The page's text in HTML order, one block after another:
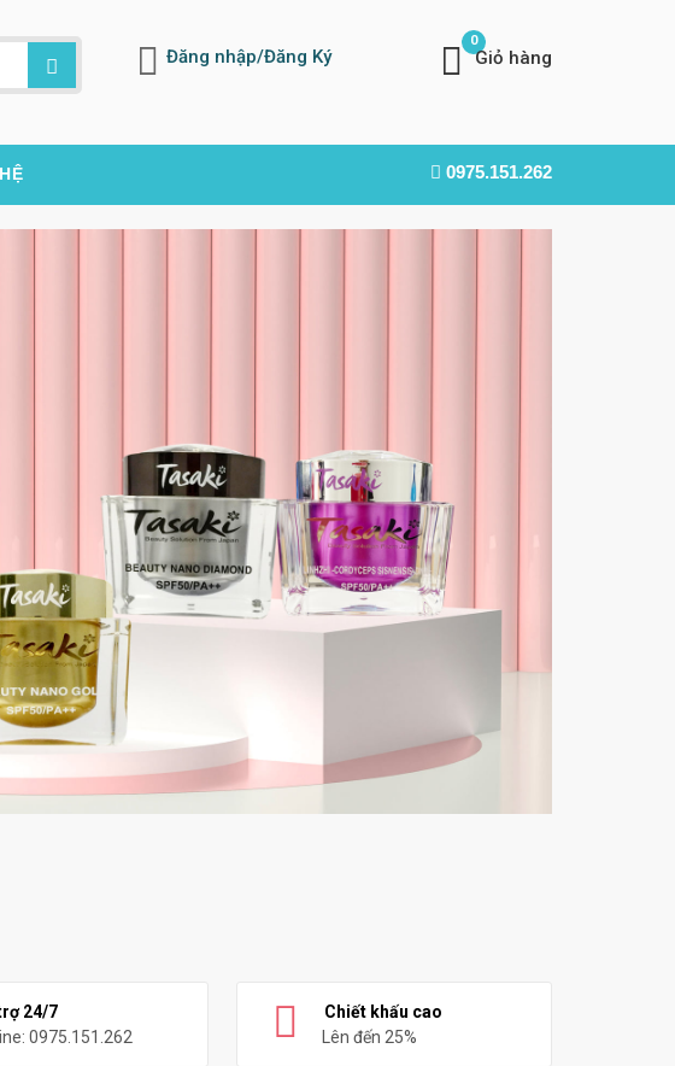
Đăng nhập/Đăng Ký
0
Giỏ hàng
0975.151.262
24/7
0975.151.262
Chiết khấu cao
Lên đến 25%